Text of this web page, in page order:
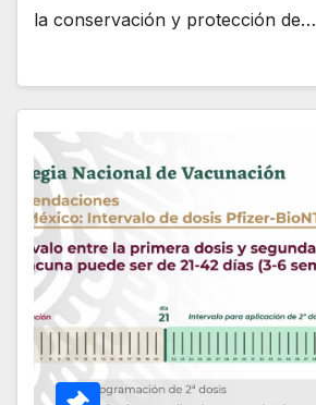
la conservación y protección de…